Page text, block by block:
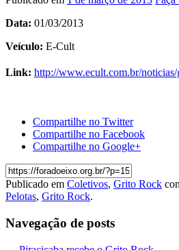
Data: 01/03/2013
Veículo: E-Cult
Link: http://www.ecult.com.br/
Compartilhe no Twitter
Compartilhe no Facebook
Compartilhe no Google+
Publicado em Coletivos, Grito Rock
Pelotas, Grito Rock.
Navegação de posts